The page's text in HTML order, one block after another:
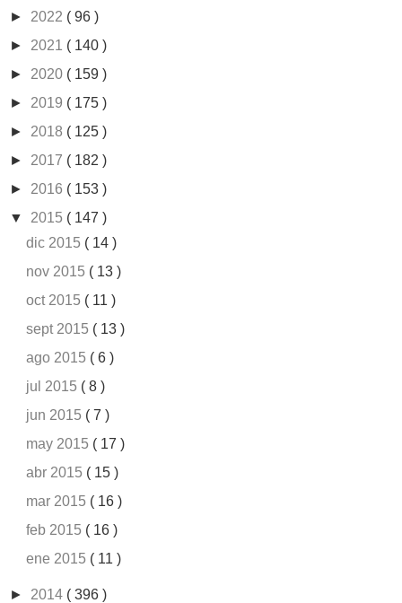
► 2022 ( 96 )
► 2021 ( 140 )
► 2020 ( 159 )
► 2019 ( 175 )
► 2018 ( 125 )
► 2017 ( 182 )
► 2016 ( 153 )
▼ 2015 ( 147 )
dic 2015 ( 14 )
nov 2015 ( 13 )
oct 2015 ( 11 )
sept 2015 ( 13 )
ago 2015 ( 6 )
jul 2015 ( 8 )
jun 2015 ( 7 )
may 2015 ( 17 )
abr 2015 ( 15 )
mar 2015 ( 16 )
feb 2015 ( 16 )
ene 2015 ( 11 )
► 2014 ( 396 )